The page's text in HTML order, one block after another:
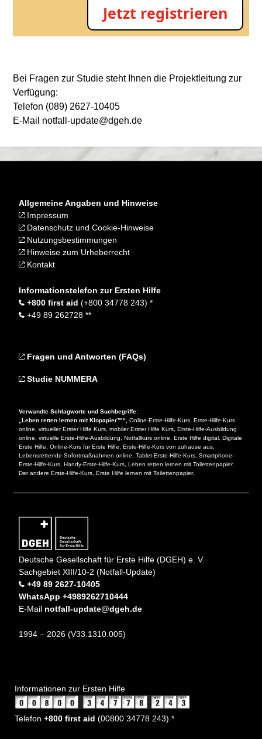
Jetzt registrieren
Bei Fragen zur Studie steht Ihnen die Projektleitung zur
Verfügung:
Telefon (089) 2627-10405
E-Mail notfall-update@dgeh.de
Allgemeine Angaben und Hinweise
Impressum
Datenschutz und Cookie-Hinweise
Nutzungsbestimmungen
Hinweise zum Urheberrecht
Kontakt
Informationstelefon zur Ersten Hilfe
+800 first aid (+800 34778 243) *
+49 89 262728 **
Fragen und Antworten (FAQs)
Studie NUMMERA
Verwandte Schlagworte und Suchbegriffe:
„Leben retten lernen mit Klopapier™“,Online-Erste-Hilfe-Kurs, Erste-Hilfe-Kurs
online, virtueller Erster Hilfe Kurs, mobiler Erster Hilfe Kurs, Erste-Hilfe-Ausbildung
online, virtuelle Erste-Hilfe-Ausbildung, Notfallkurs online, Erste Hilfe digital, Digitale
Erste Hilfe, Online-Kurs für Erste Hilfe, Erste-Hilfe-Kurs von zuhause aus,
Lebensrettende Sofortmaßnahmen online, Tablet-Erste-Hilfe-Kurs, Smartphone-
Erste-Hilfe-Kurs, Handy-Erste-Hilfe-Kurs, Leben retten lernen mit Toilettenpapier,
Der andere Erste-Hilfe-Kurs, Erste Hilfe lernen mit Toilettenpapier.
Deutsche Gesellschaft für Erste Hilfe (DGEH) e. V.
Sachgebiet XIII/10-2 (Notfall-Update)
+49 89 2627-10405
WhatsApp +4989262710444
E-Mail notfall-update@dgeh.de
1994 – 2026 (V33.1310.005)
Informationen zur Ersten Hilfe
Telefon+800 first aid (00800 34778 243) *